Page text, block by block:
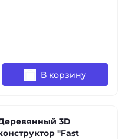
В корзину
3D
"Fast